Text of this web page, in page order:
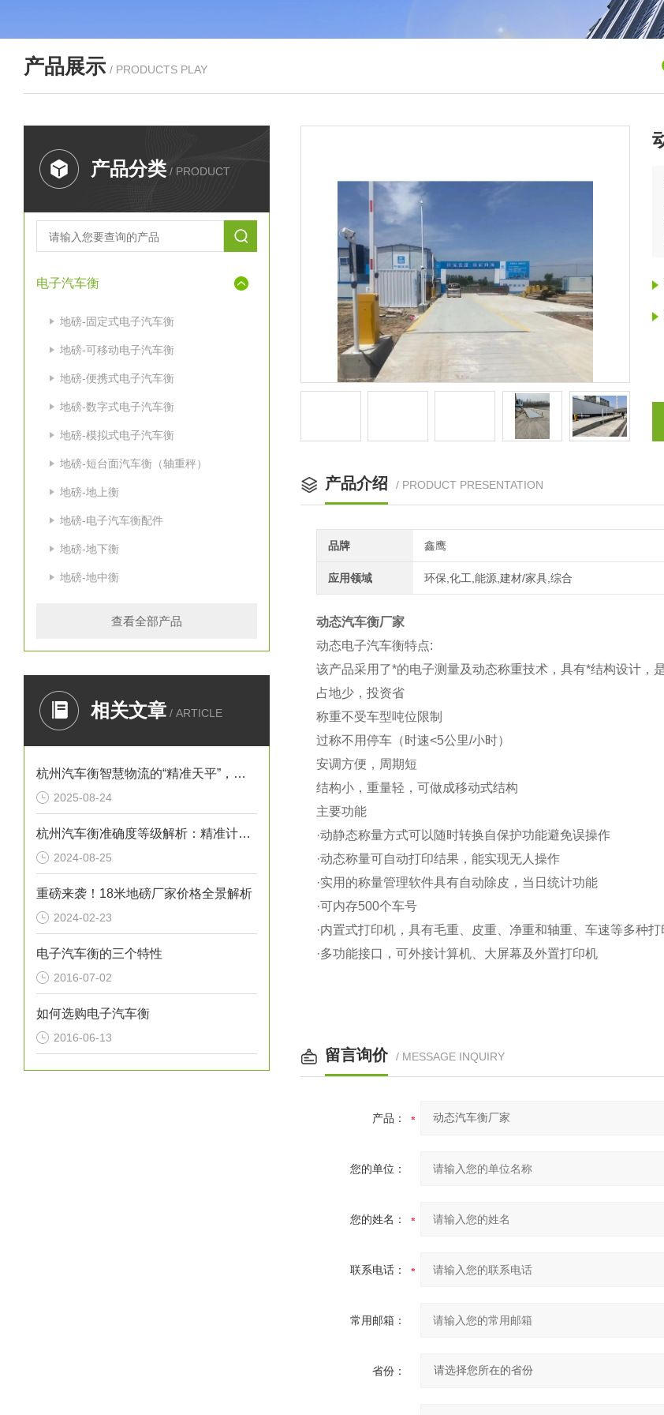
产品展示 / PRODUCTS PLAY
产品分类 / PRODUCT
电子汽车衡
地磅-固定式电子汽车衡
地磅-可移动电子汽车衡
地磅-便携式电子汽车衡
地磅-数字式电子汽车衡
地磅-模拟式电子汽车衡
地磅-短台面汽车衡（轴重秤）
地磅-地上衡
地磅-电子汽车衡配件
地磅-地下衡
地磅-地中衡
查看全部产品
相关文章 / ARTICLE
杭州汽车衡智慧物流的“精准天平”，赋能城市经济高质量发展
2025-08-24
杭州汽车衡准确度等级解析：精准计量，助力物流高效
2024-08-25
重磅来袭！18米地磅厂家价格全景解析
2024-02-23
电子汽车衡的三个特性
2016-07-02
如何选购电子汽车衡
2016-06-13
产品介绍 / PRODUCT PRESENTATION
品牌 鑫鹰
应用领域 环保,化工,能源,建材/家具,综合
动态汽车衡厂家
动态电子汽车衡特点:
该产品采用了*的电子测量及动态称重技术，具有*结构设计，
占地少，投资省
称重不受车型吨位限制
过称不用停车（时速<5公里/小时）
安调方便，周期短
结构小，重量轻，可做成移动式结构
主要功能
·动静态称量方式可以随时转换自保护功能避免误操作
·动态称量可自动打印结果，能实现无人操作
·实用的称量管理软件具有自动除皮，当日统计功能
·可内存500个车号
·内置式打印机，具有毛重、皮重、净重和轴重、车速等多种打
·多功能接口，可外接计算机、大屏幕及外置打印机
留言询价 / MESSAGE INQUIRY
产品：
您的单位：
您的姓名：
联系电话：
常用邮箱：
省份：